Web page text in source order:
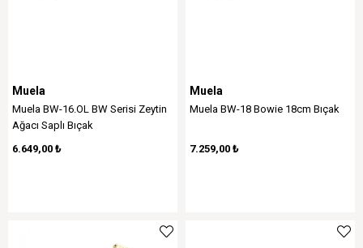
Muela
Muela BW-16.OL BW Serisi Zeytin
Ağacı Saplı Bıçak
6.649,00 ₺
Muela
Muela BW-18 Bowie 18cm Bıçak
7.259,00 ₺